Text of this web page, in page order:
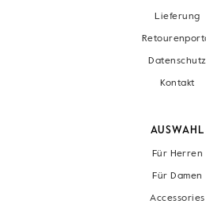
Lieferung
Datenschutz
Kontakt
AUSWAHL
Für Herren
Für Damen
Accessories